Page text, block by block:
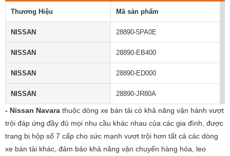
Thương Hiệu Mã sản phẩm
NISSAN 28890-5PA0E
NISSAN 28890-EB400
NISSAN 28890-ED000
NISSAN 28890-JR80A
- Nissan Navara thuộc dòng xe bán tải có khả năng vận hành vượt
trội đáp ứng đầy đủ mọi nhu cầu khác nhau của các gia đình, được
trang bị hộp số 7 cấp cho sức mạnh vượt trội hơn tất cả các dòng
xe bán tải khác, đảm bảo khả năng vận chuyển hàng hóa, leo